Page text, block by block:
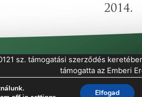
sz. támogatási szerződés
támogatta az Emberi
Elfogad